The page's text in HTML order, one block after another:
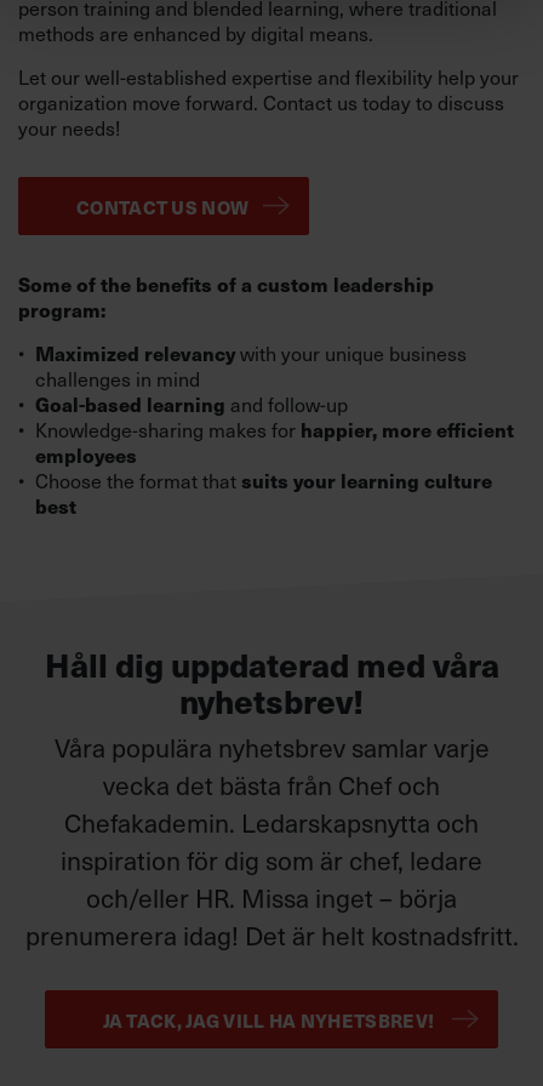
person training and blended learning, where traditional
methods are enhanced by digital means.
Let our well-established expertise and flexibility help your
organization move forward. Contact us today to discuss
your needs!
CONTACT US NOW
Some of the benefits of a custom leadership
program:
Maximized relevancywith your unique business
challenges in mind
Goal-based learning and follow-up
Knowledge-sharing makes for happier, more efficient
employees
Choose the format that suits your learning culture
best
Håll dig uppdaterad med våra
nyhetsbrev!
Våra populära nyhetsbrev samlar varje
vecka det bästa från Chef och
Chefakademin. Ledarskapsnytta och
inspiration för dig som är chef, ledare
och/eller HR. Missa inget – börja
prenumerera idag! Det är helt kostnadsfritt.
JA TACK, JAG VILL HA NYHETSBREV!